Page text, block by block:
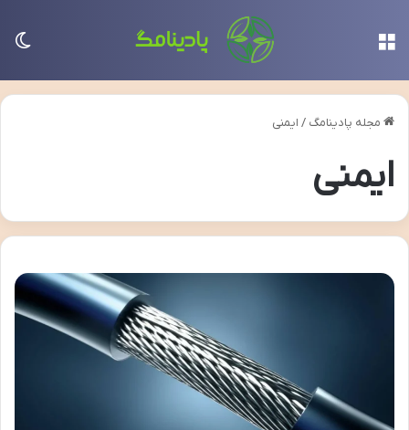
مجله پادینامگ / ایمنی
ایمنی